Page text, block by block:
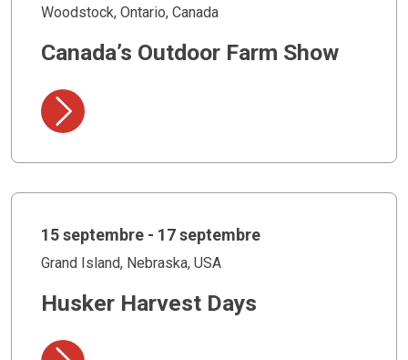
Woodstock, Ontario, Canada
Canada’s Outdoor Farm Show
15 septembre - 17 septembre
Grand Island, Nebraska, USA
Husker Harvest Days